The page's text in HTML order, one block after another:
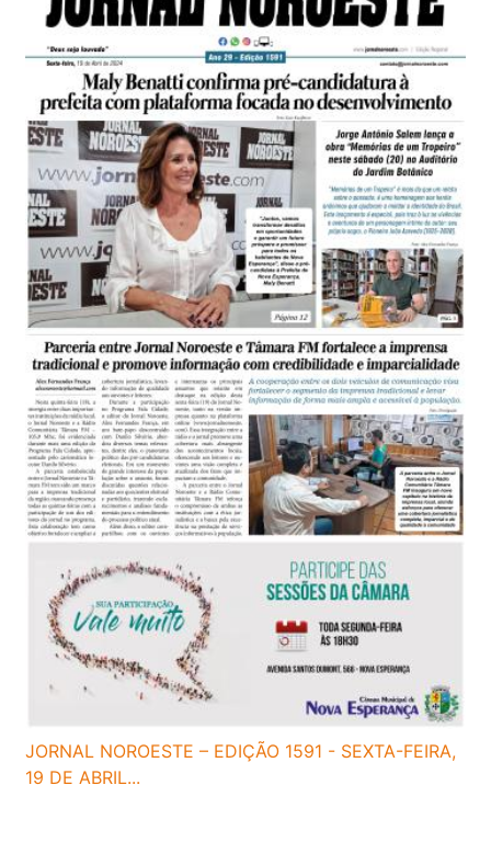
JORNAL NOROESTE – EDIÇÃO 1591 - SEXTA-FEIRA,
19 DE ABRIL...